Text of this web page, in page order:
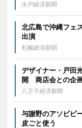
水戸経済新聞
北広島で沖縄フェ
出演
札幌経済新聞
デザイナー・戸田
開 商店会との企
八王子経済新聞
与謝野のアソビビ
皮ごと使う